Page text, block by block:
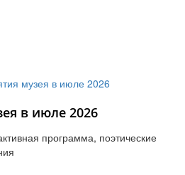
в июле 2026
программа, поэтические